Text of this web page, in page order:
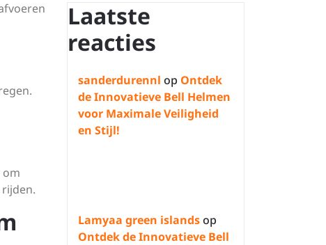
om
Laatste
reacties
sanderdurennl op Ontdek
de Innovatieve Bell Helmen
voor Maximale Veiligheid
en Stijl!
Lamyaa green islandsop
Ontdek de Innovatieve Bell